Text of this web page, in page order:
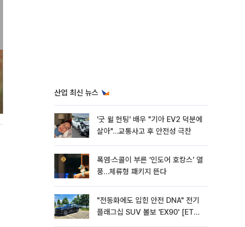
산업 최신 뉴스
'굿 윌 헌팅' 배우 "기아 EV2 덕분에
살아"…교통사고 후 안전성 극찬
폭염·스콜이 부른 ‘인도어 호캉스’ 열
풍…체류형 패키지 뜬다
"전동화에도 입힌 안전 DNA" 전기
플래그십 SUV 볼보 'EX90' [ET의